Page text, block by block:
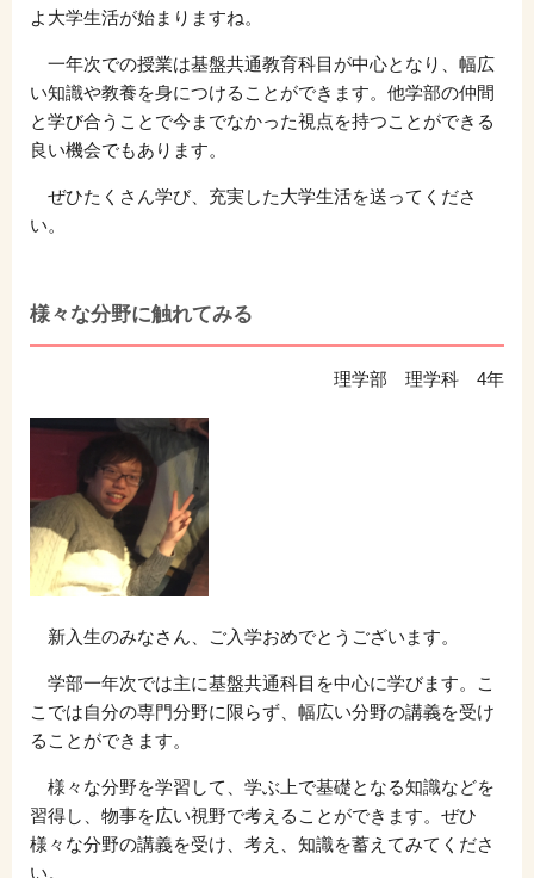
よ大学生活が始まりますね。
一年次での授業は基盤共通教育科目が中心となり、幅広
い知識や教養を身につけることができます。他学部の仲間
と学び合うことで今までなかった視点を持つことができる
良い機会でもあります。
ぜひたくさん学び、充実した大学生活を送ってくださ
い。
様々な分野に触れてみる
理学部 理学科 4年
新入生のみなさん、ご入学おめでとうございます。
学部一年次では主に基盤共通科目を中心に学びます。こ
こでは自分の専門分野に限らず、幅広い分野の講義を受け
ることができます。
様々な分野を学習して、学ぶ上で基礎となる知識などを
習得し、物事を広い視野で考えることができます。ぜひ
様々な分野の講義を受け、考え、知識を蓄えてみてくださ
い。